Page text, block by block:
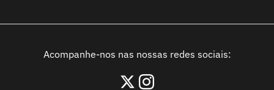
Acompanhe-nos nas nossas redes sociais: